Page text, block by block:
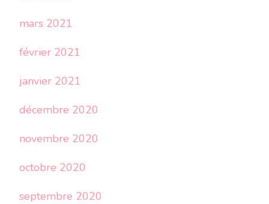
mars 2021
février 2021
janvier 2021
décembre 2020
novembre 2020
octobre 2020
septembre 2020